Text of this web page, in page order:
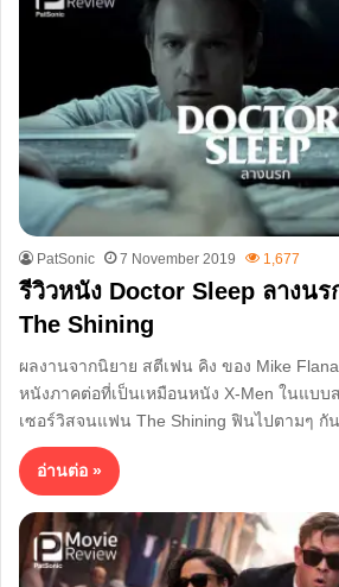
PatSonic 7 November 2019 1,677
รีวิวหนัง Doctor Sleep ลางน
The Shining
ผลงานจากนิยาย สตีเฟน คิง ของ Mike
หนังภาคต่อที่เป็นเหมือนหนัง X-Men ในแบ
เซอร์วิสจนแฟน The Shining ฟินไปตามๆ กัน
อ่านต่อ »